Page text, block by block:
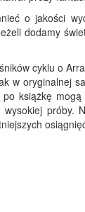
o jakości
dodamy
cyklu o
w oryginalnej
książkę
próby.